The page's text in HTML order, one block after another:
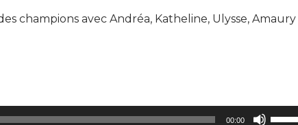
champions avec Andréa, Katheline, Ulysse,
00:00